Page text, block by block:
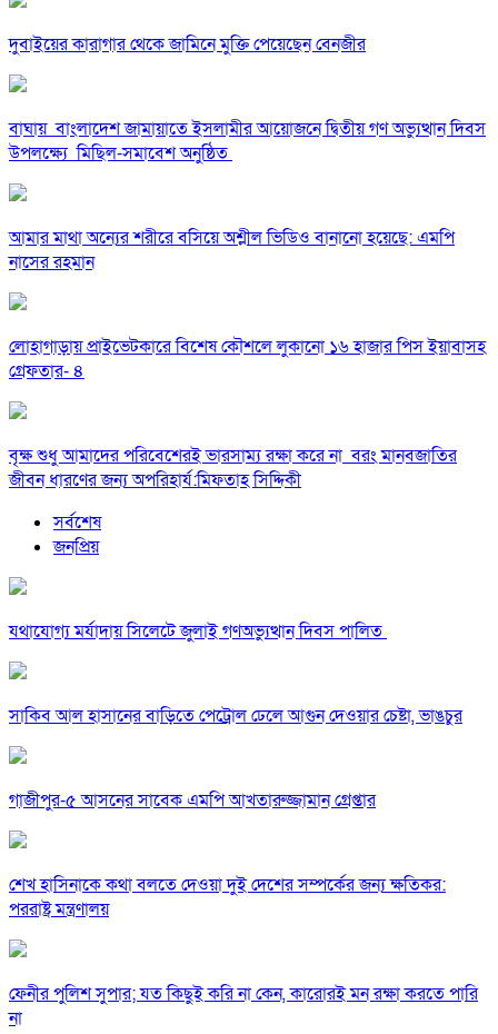
দুবাইয়ের কারাগার থেকে জামিনে মুক্তি পেয়েছেন বেনজীর
বাঘায় বাংলাদেশ জামায়াতে ইসলামীর আয়োজনে দ্বিতীয় গণ অভ্যুত্থান দিবস
উপলক্ষ্যে মিছিল-সমাবেশ অনুষ্ঠিত
আমার মাথা অন্যের শরীরে বসিয়ে অশ্লীল ভিডিও বানানো হয়েছে: এমপি
নাসের রহমান
লোহাগাড়ায় প্রাইভেটকারে বিশেষ কৌশলে লুকানো ১৬ হাজার পিস ইয়াবাসহ
গ্রেফতার- ৪
বৃক্ষ শুধু আমাদের পরিবেশেরই ভারসাম্য রক্ষা করে না বরং মানবজাতির
জীবন ধারণের জন্য অপরিহার্য:মিফতাহ সিদ্দিকী
সর্বশেষ
জনপ্রিয়
যথাযোগ্য মর্যাদায় সিলেটে জুলাই গণঅভ্যুত্থান দিবস পালিত
সাকিব আল হাসানের বাড়িতে পেট্রোল ঢেলে আগুন দেওয়ার চেষ্টা, ভাঙচুর
গাজীপুর-৫ আসনের সাবেক এমপি আখতারুজ্জামান গ্রেপ্তার
শেখ হাসিনাকে কথা বলতে দেওয়া দুই দেশের সম্পর্কের জন্য ক্ষতিকর:
পররাষ্ট্র মন্ত্রণালয়
ফেনীর পুলিশ সুপার; যত কিছুই করি না কেন, কারোরই মন রক্ষা করতে পারি
না